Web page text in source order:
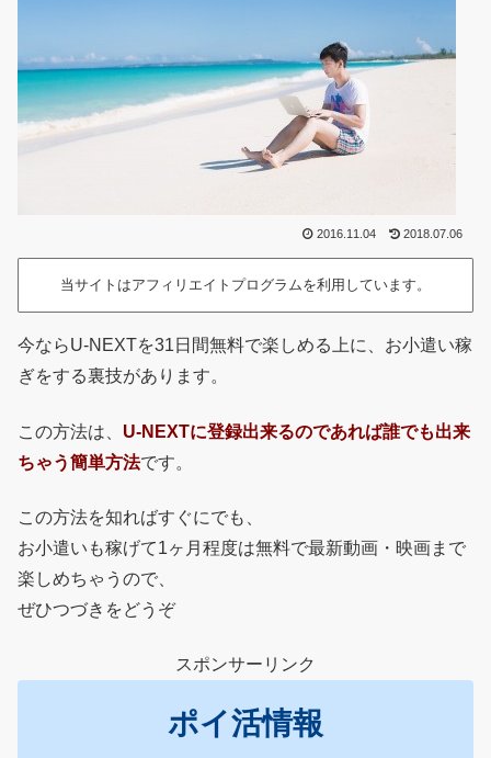
2016.11.04 2018.07.06
当サイトはアフィリエイトプログラムを利用しています。
今ならU-NEXTを31日間無料で楽しめる上に、お小遣い稼
ぎをする裏技があります。
この方法は、 U-NEXTに登録出来るのであれば誰でも出来
ちゃう簡単方法です。
この方法を知ればすぐにでも、
お小遣いも稼げて1ヶ月程度は無料で最新動画・映画まで
楽しめちゃうので、
ぜひつづきをどうぞ
スポンサーリンク
ポイ活情報